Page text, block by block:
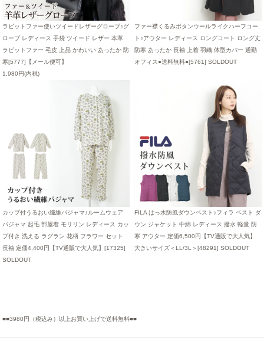
ラビットファー使いツイードレザーグローブ♪グ
ローブ レディース 手袋 ツイード レザー 本革
ラビットファー 毛皮 上品 かわいい あったか 防
寒[5777]【メール便可】
1,980円(内税)
ファー襟くるみボタンウールライクハーフコー
ト♪アウター レディース ロングコート ロング丈
防寒 あったか 長袖 上着 羽織 体型カバー 通勤
オフィス●送料無料●[5761] SOLDOUT
カップ付うるおい繊維パジャマ♪ルームウェア
パジャマ 起毛 部屋着 モリリン レディース カッ
プ付き 洗える ラグラン 花柄 フラワー セット
長袖 定価4,400円【TV通販で大人気】[17325]
SOLDOUT
FILA はっ水防風ダウンベスト♪フィラ ベスト ダ
ウン ジャケット 中綿 レディース 撥水 軽量 防
寒 アウター 定価6,500円【TV通販で大人気】
大きいサイズ＜LL/3L＞[48291] SOLDOUT
■■3980円（税込み）以上お買い上げで送料無料■■